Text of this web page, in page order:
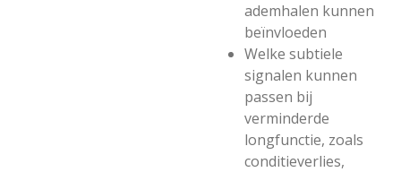
ademhalen kunnen
beïnvloeden
Welke subtiele
signalen kunnen
passen bij
verminderde
longfunctie, zoals
conditieverlies,